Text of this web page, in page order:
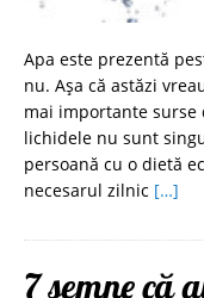
Apa este prezentă
nu. Așa că astăzi
mai importante surse
lichidele nu sunt
persoană cu o dietă
necesarul zilnic […]
7 semne că